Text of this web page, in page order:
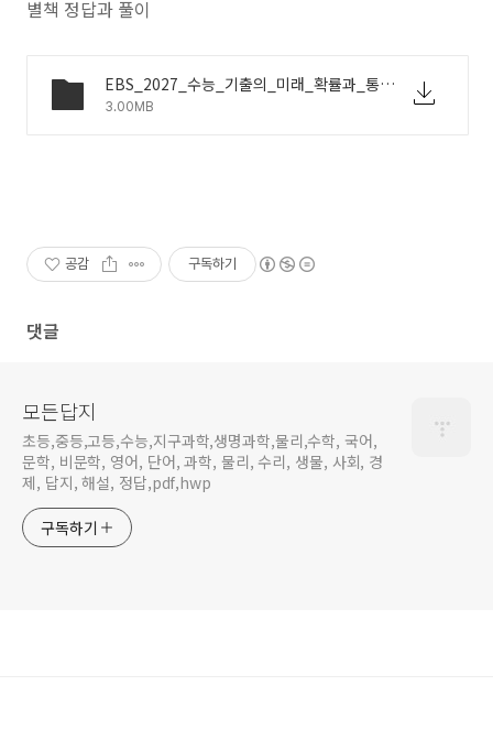
별책 정답과 풀이
EBS_2027_수능_기출의_미래_확률과_통계_정답과해설.pdf
3.00MB
공감 구독하기
댓글
모든답지
초등,중등,고등,수능,지구과학,생명과학,물리,수학, 국어,
문학, 비문학, 영어, 단어, 과학, 물리, 수리, 생물, 사회, 경
제, 답지, 해설, 정답,pdf,hwp
구독하기